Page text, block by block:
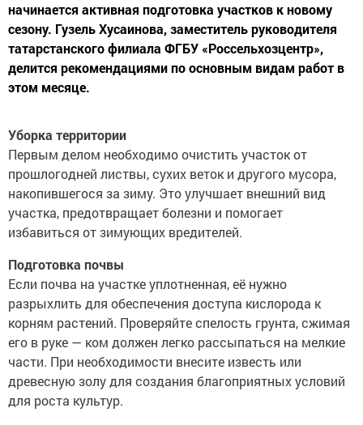
начинается активная подготовка участков к новому
сезону. Гузель Хусаинова, заместитель руководителя
татарстанского филиала ФГБУ «Россельхозцентр»,
делится рекомендациями по основным видам работ в
этом месяце.
Уборка территории
Первым делом необходимо очистить участок от
прошлогодней листвы, сухих веток и другого мусора,
накопившегося за зиму. Это улучшает внешний вид
участка, предотвращает болезни и помогает
избавиться от зимующих вредителей.
Подготовка почвы
Если почва на участке уплотненная, её нужно
разрыхлить для обеспечения доступа кислорода к
корням растений. Проверяйте спелость грунта, сжимая
его в руке — ком должен легко рассыпаться на мелкие
части. При необходимости внесите известь или
древесную золу для создания благоприятных условий
для роста культур.